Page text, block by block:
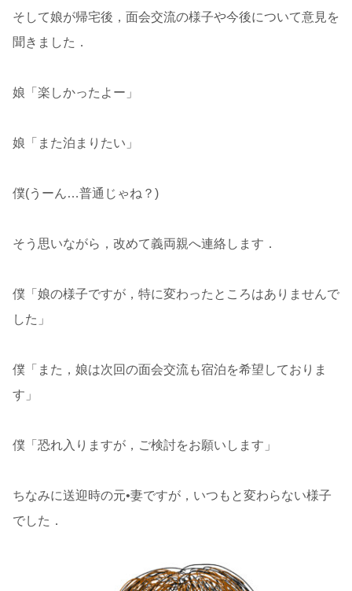
そして娘が帰宅後，面会交流の様子や今後について意見を
聞きました．
娘「楽しかったよー」
娘「また泊まりたい」
僕(うーん…普通じゃね？)
そう思いながら，改めて義両親へ連絡します．
僕「娘の様子ですが，特に変わったところはありませんで
した」
僕「また，娘は次回の面会交流も宿泊を希望しておりま
す」
僕「恐れ入りますが，ご検討をお願いします」
ちなみに送迎時の元•妻ですが，いつもと変わらない様子
でした．